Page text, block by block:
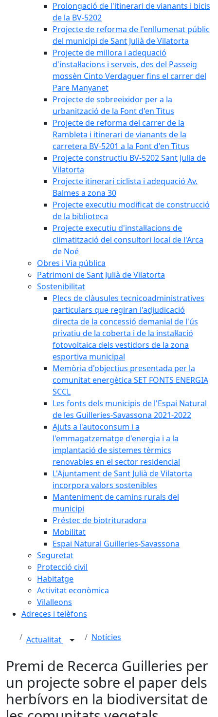
Prolongació de l'itinerari de vianants i bicis
de la BV-5202
Projecte de reforma de l'enllumenat públic
del municipi de Sant Julià de Vilatorta
Projecte de millora i adequació
d'instal·lacions i serveis, des del Passeig
mossèn Cinto Verdaguer fins el carrer del
Pare Manyanet
Projecte de sobreeixidor per a la
urbanització de la Font d'en Titus
Projecte de reforma del carrer de la
Rambleta i itinerari de vianants de la
carretera BV-5201 a la Font d'en Titus
Projecte constructiu BV-5202 Sant Julia de
Vilatorta
Projecte itinerari ciclista i adequació Av.
Balmes a zona 30
Projecte executiu modificat de construcció
de la biblioteca
Projecte executiu d'instal·lacions de
climatització del consultori local de l'Arca
de Noé
Obres i Via pública
Patrimoni de Sant Julià de Vilatorta
Sostenibilitat
Plecs de clàusules tecnicoadministratives
particulars que regiran l'adjudicació
directa de la concessió demanial de l'ús
privatiu de la coberta i de la instal·lació
fotovoltaica dels vestidors de la zona
esportiva municipal
Memòria d'objectius presentada per la
comunitat energètica SET FONTS ENERGIA
SCCL
Les fonts dels municipis de l'Espai Natural
de les Guilleries-Savassona 2021-2022
Ajuts a l'autoconsum i a
l'emmagatzematge d'energia i a la
implantació de sistemes tèrmics
renovables en el sector residencial
L'Ajuntament de Sant Julià de Vilatorta
incorpora valors sostenibles
Manteniment de camins rurals del
municipi
Préstec de biotrituradora
Mobilitat
Espai Natural Guilleries-Savassona
Seguretat
Protecció civil
Habitatge
Activitat econòmica
Vilalleons
Adreces i telèfons
Actualitat Notícies
Premi de Recerca Guilleries per
un projecte sobre el paper dels
herbívors en la biodiversitat de